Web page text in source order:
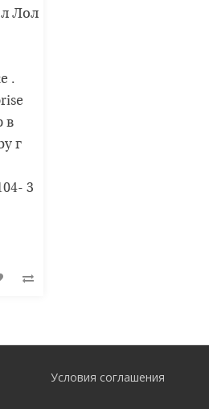
Лол
.
в
г
3
Условия соглашения